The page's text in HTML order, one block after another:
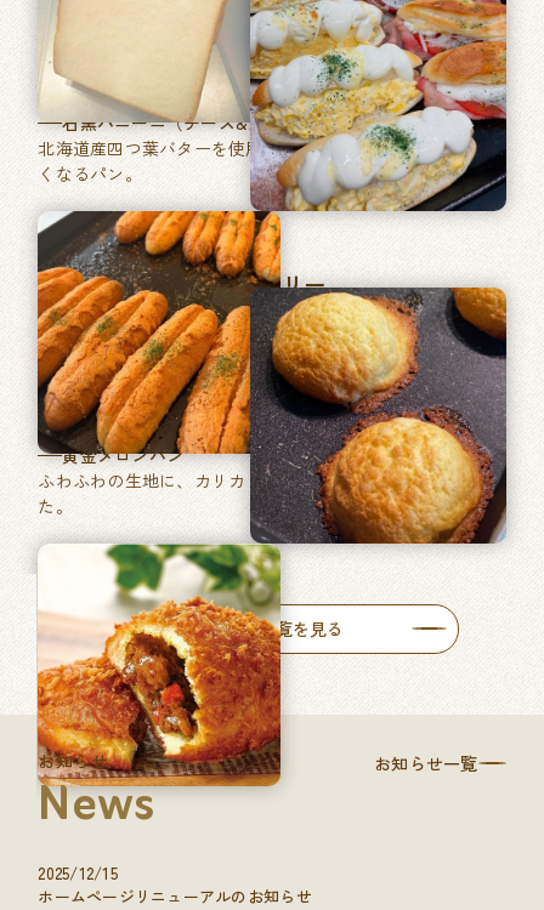
特製ふくやの明太フランス
フランスパンに「ふくや」ブランドの明太バターを塗り焼き
あげました。
石窯パニーニ（チーズ&たまご／ベーコントマト）
北海道産四つ葉バターを使用した、あきのこない毎日食べた
くなるパン。
マツヤブレッドファクトリー
巽東店
牛肉ゴロッとカレーパン
牛肉がゴロッと入った特製カレーをたっぷりと使った自慢の
一品です。
黄金メロンパン
ふわふわの生地に、カリカリ食感のメロン皮を包みあげまし
た。
人気商品一覧を見る
お知らせ
News
お知らせ一覧
2025/12/15
ホームページリニューアルのお知らせ